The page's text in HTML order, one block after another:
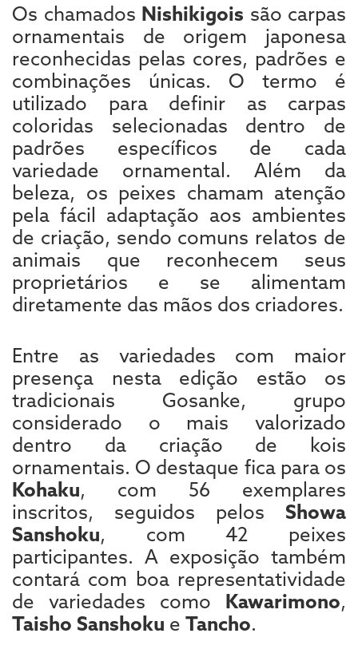
Os chamados Nishikigois são carpas
ornamentais de origem japonesa
reconhecidas pelas cores, padrões e
combinações únicas. O termo é
utilizado para definir as carpas
coloridas selecionadas dentro de
padrões específicos de cada
variedade ornamental. Além da
beleza, os peixes chamam atenção
pela fácil adaptação aos ambientes
de criação, sendo comuns relatos de
animais que reconhecem seus
proprietários e se alimentam
diretamente das mãos dos criadores.
Entre as variedades com maior
presença nesta edição estão os
tradicionais Gosanke, grupo
considerado o mais valorizado
dentro da criação de kois
ornamentais. O destaque fica para os
Kohaku, com 56 exemplares
inscritos, seguidos pelos Showa
Sanshoku, com 42 peixes
participantes. A exposição também
contará com boa representatividade
de variedades como Kawarimono,
Taisho Sanshoku e Tancho.